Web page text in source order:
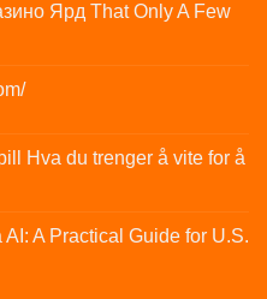
Ярд That Only A Few
Hva du trenger å vite for å
A Practical Guide for U.S.